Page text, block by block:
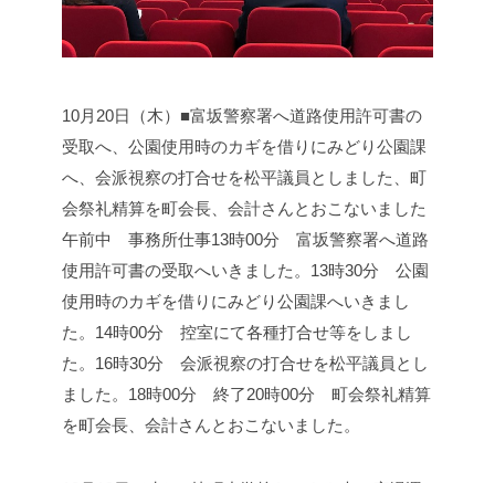
10月20日（木）■富坂警察署へ道路使用許可書の
受取へ、公園使用時のカギを借りにみどり公園課
へ、会派視察の打合せを松平議員としました、町
会祭礼精算を町会長、会計さんとおこないました
午前中 事務所仕事13時00分 富坂警察署へ道路
使用許可書の受取へいきました。 13時30分 公園
使用時のカギを借りにみどり公園課へいきまし
た。 14時00分 控室にて各種打合せ等をしまし
た。 16時30分 会派視察の打合せを松平議員とし
ました。 18時00分 終了20時00分 町会祭礼精算
を町会長、会計さんとおこないました。